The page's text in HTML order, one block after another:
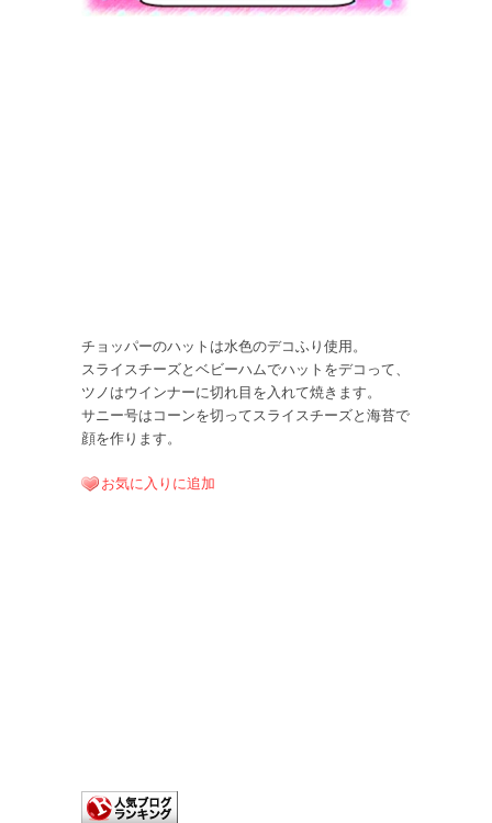
チョッパーのハットは水色のデコふり使用。
スライスチーズとベビーハムでハットをデコって、
ツノはウインナーに切れ目を入れて焼きます。
サニー号はコーンを切ってスライスチーズと海苔で
顔を作ります。
お気に入りに追加